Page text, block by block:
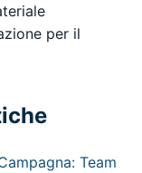
per il
Team